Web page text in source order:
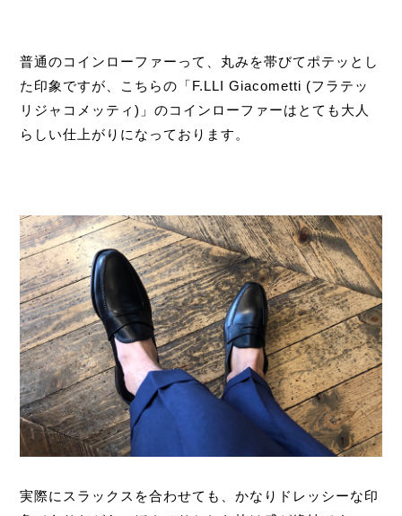
普通のコインローファーって、丸みを帯びてポテッとし
た印象ですが、こちらの「F.LLI Giacometti (フラテッ
リジャコメッティ)」のコインローファーはとても大人
らしい仕上がりになっております。
実際にスラックスを合わせても、かなりドレッシーな印